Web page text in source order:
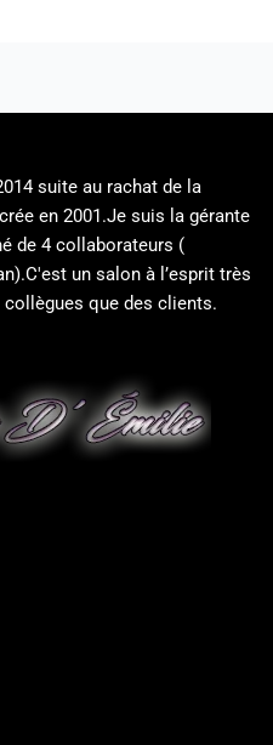
suite au rachat de la
en 2001.Je suis la gérante
de 4 collaborateurs (
un salon à l’esprit très
que des clients.